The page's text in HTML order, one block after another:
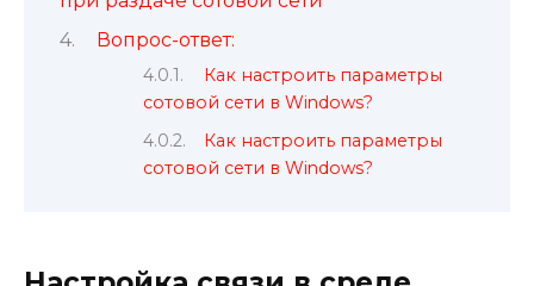
Вопрос-ответ:
Как настроить параметры
сотовой сети в Windows?
Как настроить параметры
сотовой сети в Windows?